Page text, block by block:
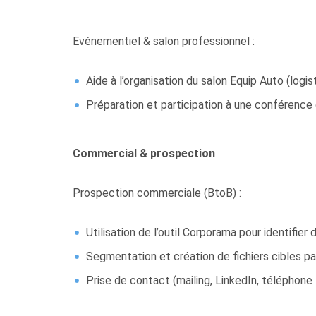
Evénementiel & salon professionnel :
Aide à l’organisation du salon Equip Auto
Préparation et participation à une
Commercial & prospection
Prospection commerciale (BtoB) :
Utilisation de l’outil Corporama pour
Segmentation et création de fichiers cibles
Prise de contact (mailing, LinkedIn,